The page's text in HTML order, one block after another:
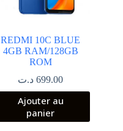
REDMI 10C BLUE
4GB RAM/128GB
ROM
699.00 د.ت
Ajouter au
panier